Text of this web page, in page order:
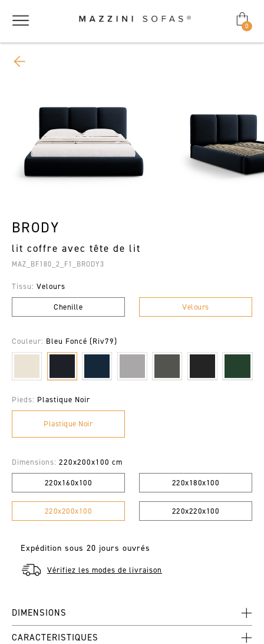
0
BRODY
lit coffre avec tête de lit
MAZ_BF180_2_F1_BRODY3
Tissu: Velours
Chenille Velours
Couleur: Bleu Foncé (Riv79)
Pieds: Plastique Noir
Plastique Noir
Dimensions: 220x200x100 cm
220x160x100 220x180x100
220x200x100 220x220x100
Expédition sous 20 jours ouvrés
Vérifiez les modes de livraison
DIMENSIONS
CARACTERISTIQUES